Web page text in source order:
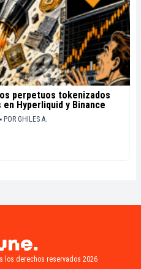
perpetuos tokenizados
Hyperliquid y Binance
POR GHILES A.
los derechos reservados 2026